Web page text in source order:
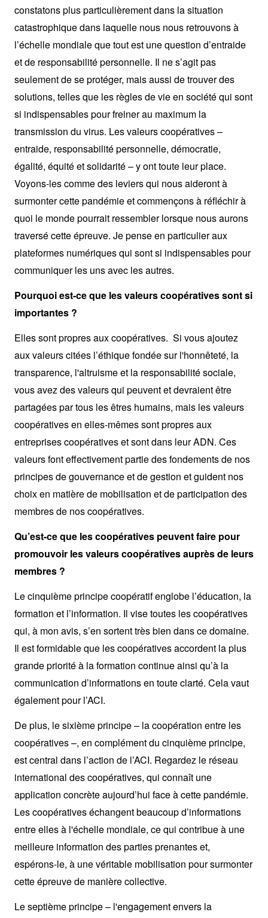
constatons plus particulièrement dans la situation
catastrophique dans laquelle nous nous retrouvons à
l’échelle mondiale que tout est une question d’entraide
et de responsabilité personnelle. Il ne s’agit pas
seulement de se protéger, mais aussi de trouver des
solutions, telles que les règles de vie en société qui sont
si indispensables pour freiner au maximum la
transmission du virus. Les valeurs coopératives –
entraide, responsabilité personnelle, démocratie,
égalité, équité et solidarité – y ont toute leur place.
Voyons-les comme des leviers qui nous aideront à
surmonter cette pandémie et commençons à réfléchir à
quoi le monde pourrait ressembler lorsque nous aurons
traversé cette épreuve. Je pense en particulier aux
plateformes numériques qui sont si indispensables pour
communiquer les uns avec les autres.
Pourquoi est-ce que les valeurs coopératives sont si
importantes ?
Elles sont propres aux coopératives. Si vous ajoutez
aux valeurs citées l’éthique fondée sur l'honnêteté, la
transparence, l'altruisme et la responsabilité sociale,
vous avez des valeurs qui peuvent et devraient être
partagées par tous les êtres humains, mais les valeurs
coopératives en elles-mêmes sont propres aux
entreprises coopératives et sont dans leur ADN. Ces
valeurs font effectivement partie des fondements de nos
principes de gouvernance et de gestion et guident nos
choix en matière de mobilisation et de participation des
membres de nos coopératives.
Qu’est-ce que les coopératives peuvent faire pour
promouvoir les valeurs coopératives auprès de leurs
membres ?
Le cinquième principe coopératif englobe l’éducation, la
formation et l’information. Il vise toutes les coopératives
qui, à mon avis, s’en sortent très bien dans ce domaine.
Il est formidable que les coopératives accordent la plus
grande priorité à la formation continue ainsi qu’à la
communication d’informations en toute clarté. Cela vaut
également pour l’ACI.
De plus, le sixième principe – la coopération entre les
coopératives –, en complément du cinquième principe,
est central dans l’action de l’ACI. Regardez le réseau
international des coopératives, qui connaît une
application concrète aujourd’hui face à cette pandémie.
Les coopératives échangent beaucoup d’informations
entre elles à l'échelle mondiale, ce qui contribue à une
meilleure information des parties prenantes et,
espérons-le, à une véritable mobilisation pour surmonter
cette épreuve de manière collective.
Le septième principe – l'engagement envers la